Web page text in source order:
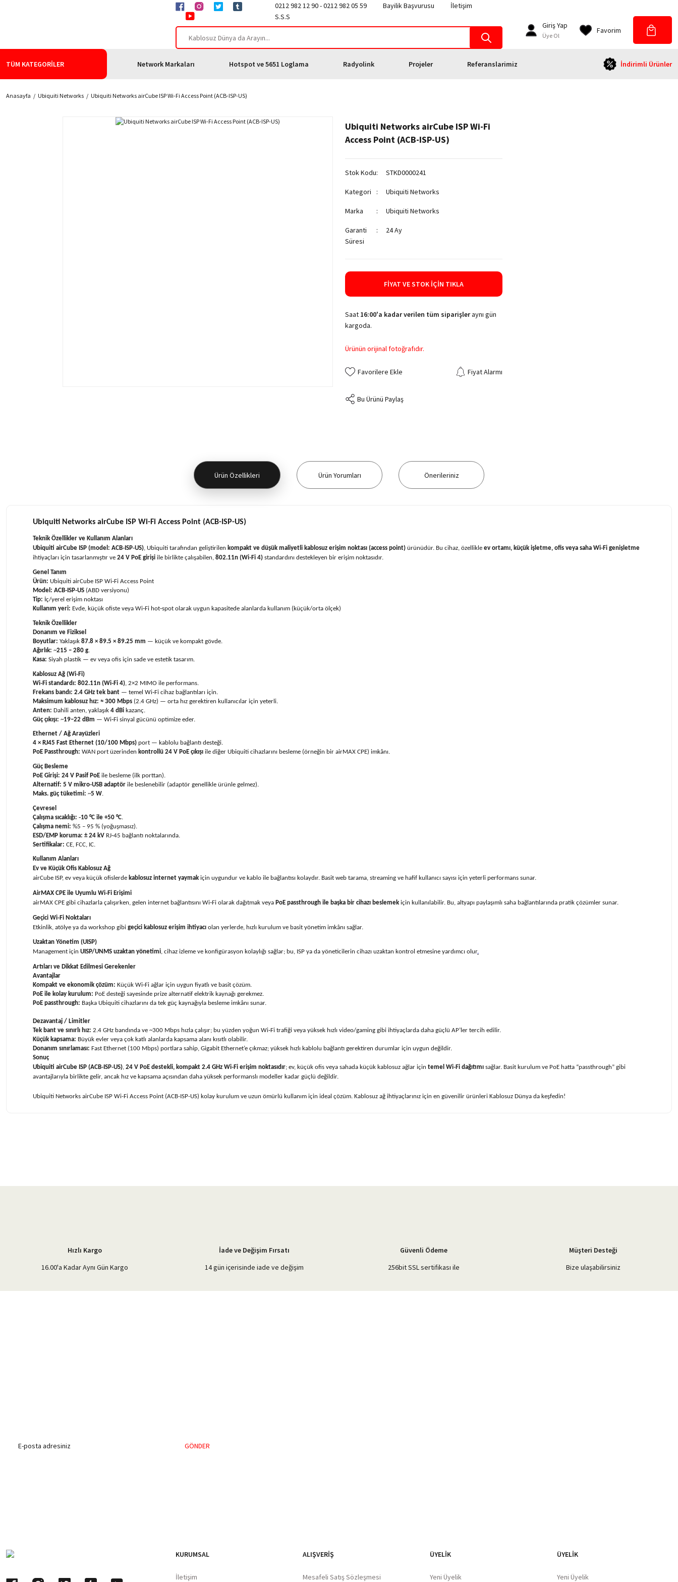
0212 982 12 90 - 0212 982 05 59 Bayilik Başvurusu
İletişim
S.S.S
Giriş Yap
Üye Ol
Favorim
TÜM KATEGORİLER Network Markaları Hotspot ve 5651 Loglama Radyolink Projeler Referanslarimiz İndirimli Ürünler
Anasayfa Ubiquiti Networks Ubiquiti Networks airCube ISP Wi-Fi Access Point (ACB-ISP-US)
Ubiquiti Networks airCube ISP Wi-Fi
Access Point (ACB-ISP-US)
Stok Kodu STKD0000241
Kategori Ubiquiti Networks
Marka Ubiquiti Networks
Garanti
Süresi
24 Ay
FIYAT VE STOK İÇIN TIKLA
Saat 16:00'a kadar verilen tüm siparişleraynı gün
kargoda.
Ürünün orijinal fotoğrafıdır.
Fiyat Alarmı
Bu Ürünü Paylaş
Ürün Özellikleri Ürün Yorumları Önerileriniz
Ubiquiti Networks airCube ISP Wi-Fi Access Point (ACB-ISP-US)
Teknik Özellikler ve Kullanım Alanları
Ubiquiti airCube ISP (model: ACB‑ISP‑US), Ubiquiti tarafından geliştirilen kompakt ve düşük maliyetli kablosuz erişim noktası (access point) ürünüdür. Bu cihaz, özellikle ev ortamı, küçük işletme, ofis veya saha Wi‑Fi genişletme
ihtiyaçları için tasarlanmıştır ve 24 V PoE girişi ile birlikte çalışabilen, 802.11n (Wi‑Fi 4) standardını destekleyen bir erişim noktasıdır.
Genel Tanım
Ürün: Ubiquiti airCube ISP Wi‑Fi Access Point
Model: ACB‑ISP‑US (ABD versiyonu)
Tip: İç/yerel erişim noktası
Kullanım yeri: Evde, küçük ofiste veya Wi‑Fi hot‑spot olarak uygun kapasitede alanlarda kullanım (küçük/orta ölçek)
Teknik Özellikler
Donanım ve Fiziksel
Boyutlar: Yaklaşık 87.8 × 89.5 × 89.25 mm — küçük ve kompakt gövde.
Ağırlık: ~215 – 280 g.
Kasa: Siyah plastik — ev veya ofis için sade ve estetik tasarım.
Kablosuz Ağ (Wi‑Fi)
Wi‑Fi standardı: 802.11n (Wi‑Fi 4), 2×2 MIMO ile performans.
Frekans bandı: 2.4 GHz tek bant — temel Wi‑Fi cihaz bağlantıları için.
Maksimum kablosuz hız: ≈ 300 Mbps (2.4 GHz) — orta hız gerektiren kullanıcılar için yeterli.
Anten: Dahili anten, yaklaşık 4 dBi kazanç.
Güç çıkışı: ~19–22 dBm — Wi‑Fi sinyal gücünü optimize eder.
Ethernet / Ağ Arayüzleri
4 × RJ45 Fast Ethernet (10/100 Mbps) port — kablolu bağlantı desteği.
PoE Passthrough: WAN port üzerinden kontrollü 24 V PoE çıkışı ile diğer Ubiquiti cihazlarını besleme (örneğin bir airMAX CPE) imkânı.
Güç Besleme
PoE Girişi: 24 V Pasif PoE ile besleme (ilk porttan).
Alternatif: 5 V mikro‑USB adaptör ile beslenebilir (adaptör genellikle ürünle gelmez).
Maks. güç tüketimi: ~5 W.
Çevresel
Çalışma sıcaklığı: ‑10 °C ile +50 °C
Çalışma nemi: %5 – 95 % (yoğuşmasız).
ESD/EMP koruma: ± 24 kV RJ‑45 bağlantı noktalarında.
Sertifikalar: CE, FCC, IC.
Kullanım Alanları
Ev ve Küçük Ofis Kablosuz Ağ
airCube ISP, ev veya küçük ofislerde kablosuz internet yaymak için uygundur ve kablo ile bağlantısı kolaydır. Basit web tarama, streaming ve hafif kullanıcı sayısı için yeterli performans sunar.
AirMAX CPE ile Uyumlu Wi‑Fi Erişimi
airMAX CPE gibi cihazlarla çalışırken, gelen internet bağlantısını Wi‑Fi olarak dağıtmak veya PoE passthrough ile başka bir cihazı beslemek için kullanılabilir. Bu, altyapı paylaşımlı saha bağlantılarında pratik çözümler sunar.
Geçici Wi‑Fi Noktaları
Etkinlik, atölye ya da workshop gibi geçici kablosuz erişim ihtiyacı olan yerlerde, hızlı kurulum ve basit yönetim imkânı sağlar.
Uzaktan Yönetim (UISP)
Management için UISP/UNMS uzaktan yönetimi, cihaz izleme ve konfigürasyon kolaylığı sağlar; bu, ISP ya da yöneticilerin cihazı uzaktan kontrol etmesine yardımcı olur.
Artıları ve Dikkat Edilmesi Gerekenler
Avantajlar
Kompakt ve ekonomik çözüm: Küçük Wi‑Fi ağlar için uygun fiyatlı ve basit çözüm.
PoE ile kolay kurulum: PoE desteği sayesinde prize alternatif elektrik kaynağı gerekmez.
PoE passthrough: Başka Ubiquiti cihazlarını da tek güç kaynağıyla besleme imkânı sunar.
Dezavantaj / Limitler
Tek bant ve sınırlı hız: 2.4 GHz bandında ve ~300 Mbps hızla çalışır; bu yüzden yoğun Wi‑Fi trafiği veya yüksek hızlı video/gaming gibi ihtiyaçlarda daha güçlü AP’ler tercih edilir.
Küçük kapsama: Büyük evler veya çok katlı alanlarda kapsama alanı kısıtlı olabilir.
Donanım sınırlaması: Fast Ethernet (100 Mbps) portlara sahip, Gigabit Ethernet’e çıkmaz; yüksek hızlı kablolu bağlantı gerektiren durumlar için uygun değildir.
Sonuç
Ubiquiti airCube ISP (ACB‑ISP‑US), 24 V PoE destekli, kompakt 2.4 GHz Wi‑Fi erişim noktasıdır; ev, küçük ofis veya sahada küçük kablosuz ağlar için temel Wi‑Fi dağıtımı sağlar. Basit kurulum ve PoE hatta “passthrough” gibi
avantajlarıyla birlikte gelir, ancak hız ve kapsama açısından daha yüksek performanslı modeller kadar güçlü değildir.
Ubiquiti Networks airCube ISP Wi-Fi Access Point (ACB-ISP-US) kolay kurulum ve uzun ömürlü kullanım için ideal çözüm. Kablosuz ağ ihtiyaçlarınız için en güvenilir ürünleri Kablosuz Dünya da keşfedin!
Hızlı Kargo
16.00'a Kadar Aynı Gün Kargo
İade ve Değişim Fırsatı
14 gün içerisinde iade ve değişim
Güvenli Ödeme
256bit SSL sertifikası ile
Müşteri Desteği
Bize ulaşabilirsiniz
GÖNDER
KURUMSAL
İletişim
ALIŞVERIŞ
Mesafeli Satış Sözleşmesi
ÜYELİK
Yeni Üyelik
ÜYELİK
Yeni Üyelik